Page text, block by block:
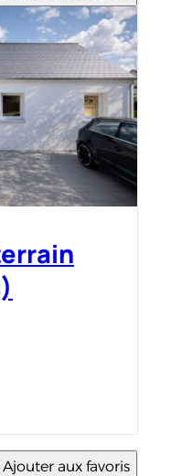
Ajouter aux favoris